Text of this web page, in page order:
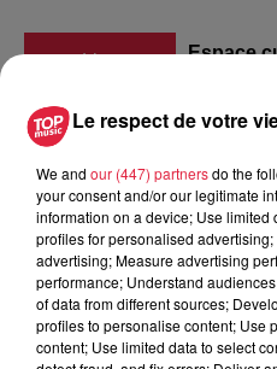
Lieu
Espace
Organisateur
munster.fr
Le respect de votre
We and our (447) partnersdo the
your consent and/or our legitimate
information on a device; Use
profiles for personalised
advertising; Measure advertising
performance; Understand
of data from different sources;
profiles to personalise content; Use
content; Use limited data to select